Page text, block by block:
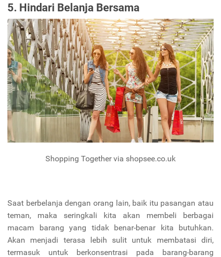
5. Hindari Belanja Bersama
Shopping Together via shopsee.co.uk
Saat berbelanja dengan orang lain, baik itu pasangan atau
teman, maka seringkali kita akan membeli berbagai
macam barang yang tidak benar-benar kita butuhkan.
Akan menjadi terasa lebih sulit untuk membatasi diri,
termasuk untuk berkonsentrasi pada barang-barang